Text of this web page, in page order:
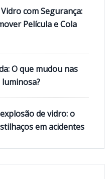
com Segurança:
Película e Cola
O que mudou nas
de vidro: o
em acidentes